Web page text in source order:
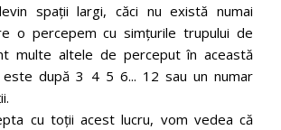
spații largi, căci nu există numai
o percepem cu simțurile trupului de
multe altele de perceput în această
este după 3 4 5 6... 12 sau un numar
cu toții acest lucru, vom vedea că